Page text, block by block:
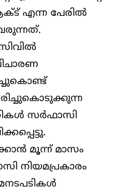
എന്ന പേരിൽ
സർഫാസി
മൂന്ന് മാസം
നിയമപ്രകാരം